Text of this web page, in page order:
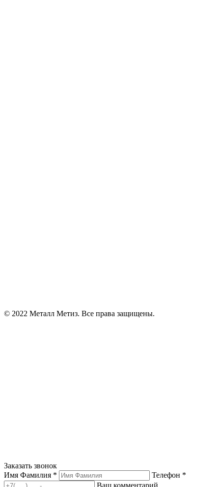
© 2022 Металл Метиз. Все права защищены.
Заказать звонок
Имя Фамилия *
Телефон *
Ваш комментарий